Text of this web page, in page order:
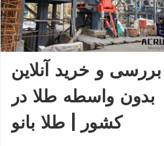
بررسی و خرید آنلاین
بدون واسطه طلا در
کشور | طلا بانو